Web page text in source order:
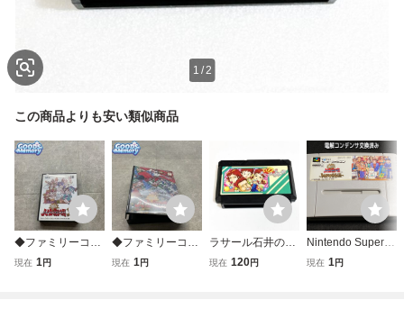
1 /2
この商品よりも安い類似商品
◆ファミリーコン
ピューター/ファミ
現在 1円
◆ファミリーコン
ピューター/ファミ
現在 1円
ラサール石井のチ
ャイルズクエスト
現在 120円
Nintendo Super F
amicom スーパー
現在 1円